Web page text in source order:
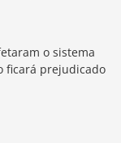
o sistema
ficará prejudicado